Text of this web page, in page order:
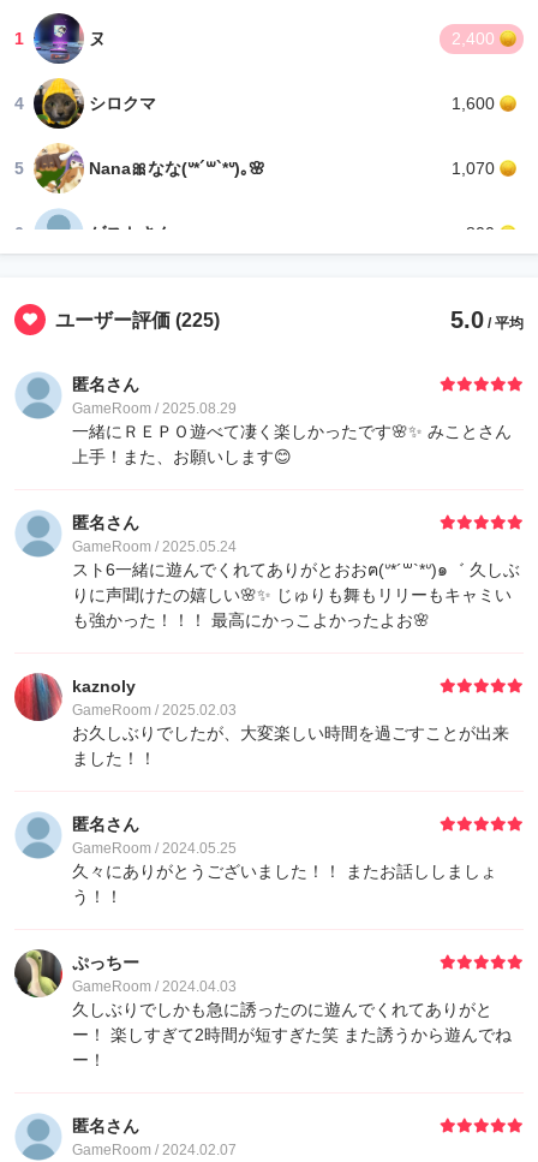
1 ヌ 2,400
4 シロクマ 1,600
5 Nana🎀なな(ᐡ*´꒳`*ᐡ)｡🌸 1,070
6 ゲストさん 800
たぬ吉 10
9 ゲストさん 10
ユーザー評価 (225) 5.0 / 平均
匿名さん
GameRoom / 2025.08.29
一緒にＲＥＰＯ遊べて凄く楽しかったです🌸✨️ みことさん
上手！また、お願いします😊
匿名さん
GameRoom / 2025.05.24
スト6一緒に遊んでくれてありがとおおฅ(ᐡ*´꒳`*ᐡ)๑゛ 久しぶ
りに声聞けたの嬉しい🌸✨ じゅりも舞もリリーもキャミい
も強かった！！！ 最高にかっこよかったよお🌸
kaznoly
GameRoom / 2025.02.03
お久しぶりでしたが、大変楽しい時間を過ごすことが出来
ました！！
匿名さん
GameRoom / 2024.05.25
久々にありがとうございました！！ またお話ししましょ
う！！
ぷっちー
GameRoom / 2024.04.03
久しぶりでしかも急に誘ったのに遊んでくれてありがと
ー！ 楽しすぎて2時間が短すぎた笑 また誘うから遊んでね
ー！
匿名さん
GameRoom / 2024.02.07